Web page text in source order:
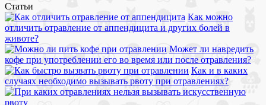
Статьи
Как можно
отличить отравление от аппендицита и других болей в
животе?
Может ли навредить
кофе при употреблении его во время или после отравления?
Как и в каких
случаях необходимо вызывать рвоту при отравлениях?